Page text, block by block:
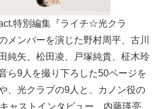
特別編集『ライチ☆光クラ
メンバーを演じた野村周平、古川
純矢、松田凌、戸塚純貴、柾木玲
ら9人を撮り下ろした50ページを
、光クラブの9人と、カノン役の
ャストインタビュー、内藤瑛亮